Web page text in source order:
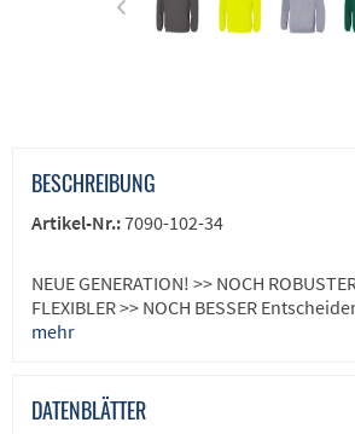
BESCHREIBUNG
Artikel-Nr.:7090-102-34
NEUE GENERATION! >> NOCH
FLEXIBLER >> NOCH BESSER
mehr
DATENBLÄTTER